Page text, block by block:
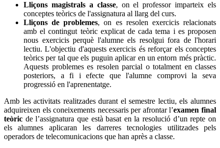
Lliçons magistrals a classe, on el professor imparteix els
conceptes teòrics de l'assignatura al llarg del curs.
Lliçons de problemes, on es resolen exercicis relacionats
amb el contingut teòric explicat de cada tema i es proposen
nous exercicis perquè l'alumne els resolgui fora de l'horari
lectiu. L'objectiu d'aquests exercicis és reforçar els conceptes
teòrics per tal que els puguin aplicar en un entorn més pràctic.
Aquests problemes es resolen parcial o totalment en classes
posteriors, a fi i efecte que l'alumne comprovi la seva
progressió en l'aprenentatge.
Amb les activitats realitzades durant el semestre lectiu, els alumnes
adquireixen els coneixements necessaris per afrontar l’examen final
teòric de l’assignatura que està basat en la resolució d’un repte on
els alumnes aplicaran les darreres tecnologies utilitzades pels
operadors de telecomunicacions que han après a classe.